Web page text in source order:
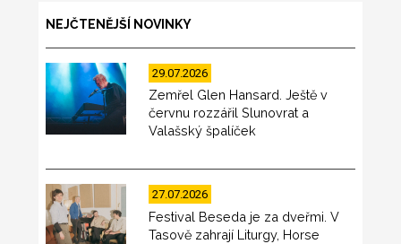
NEJČTENĚJŠÍ NOVINKY
29.07.2026
Zemřel Glen Hansard. Ještě v
červnu rozzářil Slunovrat a
Valašský špalíček
27.07.2026
Festival Beseda je za dveřmi. V
Tasově zahrají Liturgy, Horse